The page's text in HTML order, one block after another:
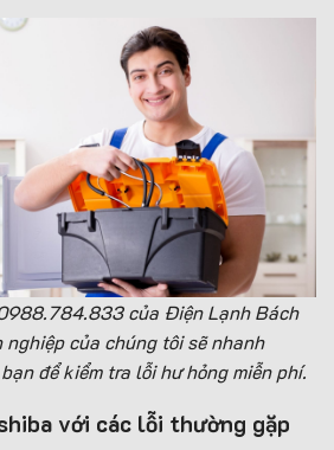
của Điện Lạnh Bách
nghiệp của chúng tôi sẽ nhanh
để kiểm tra lỗi hư hỏng miễn phí.
với các lỗi thường gặp